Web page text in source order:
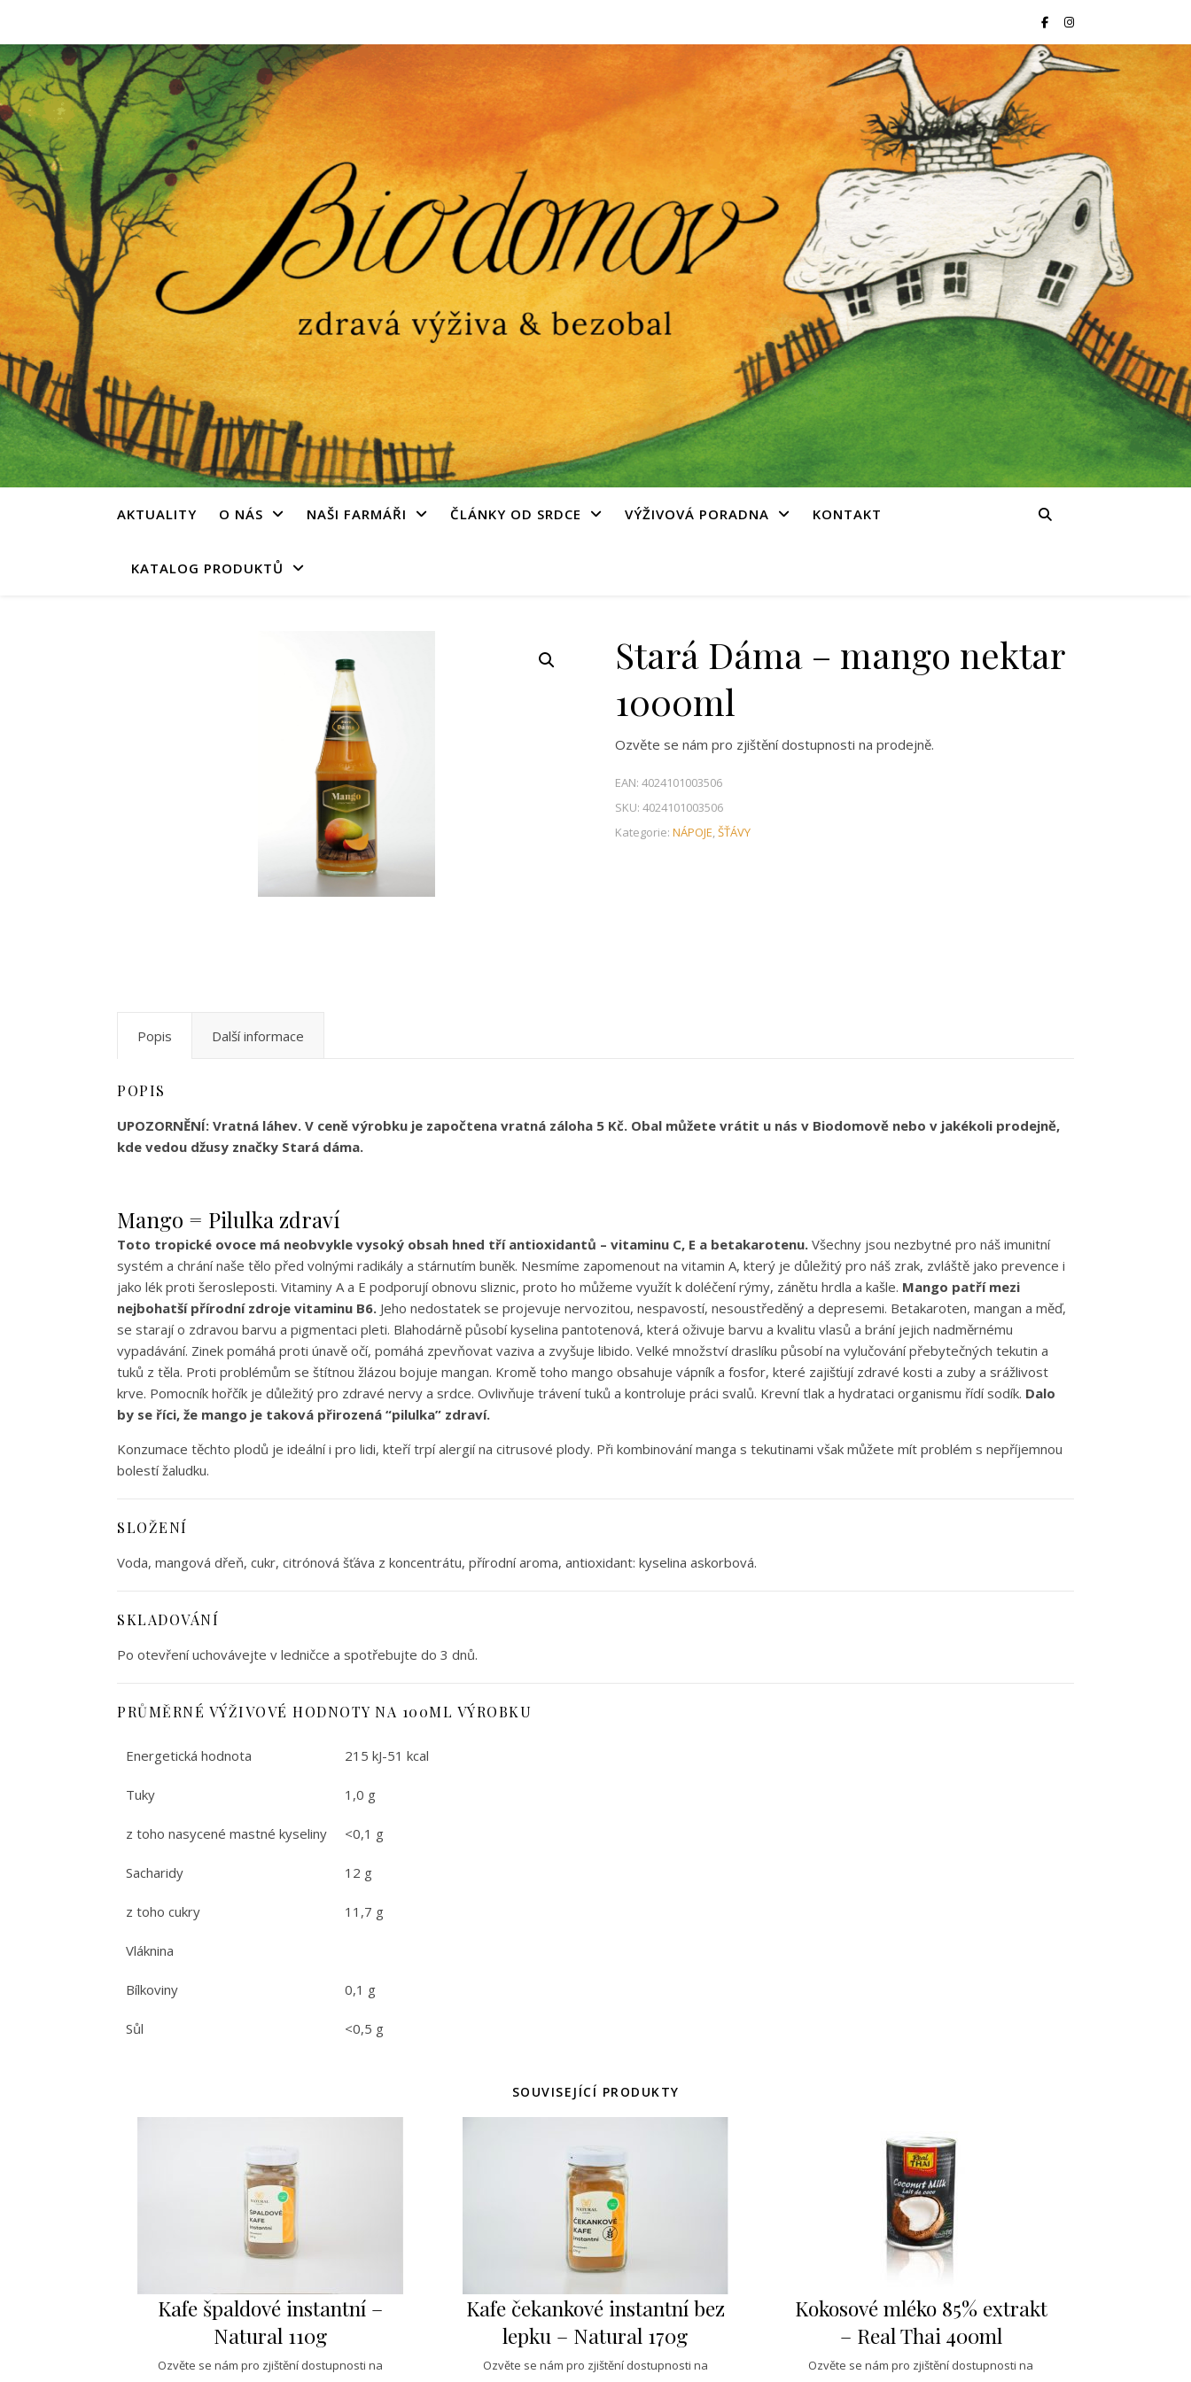
AKTUALITY O NÁS NAŠI FARMÁŘI ČLÁNKY OD SRDCE VÝŽIVOVÁ PORADNA KONTAKT
KATALOG PRODUKTŮ
Stará Dáma – mango nektar
1000ml
Ozvěte se nám pro zjištění dostupnosti na prodejně.
EAN: 4024101003506
SKU: 4024101003506
Kategorie: NÁPOJE,ŠŤÁVY
Popis Další informace
POPIS
UPOZORNĚNÍ: Vratná láhev. V ceně výrobku je započtena vratná záloha 5 Kč. Obal můžete vrátit u nás v Biodomově nebo v jakékoli prodejně,
kde vedou džusy značky Stará dáma.
Mango = Pilulka zdraví
Toto tropické ovoce má neobvykle vysoký obsah hned tří antioxidantů – vitaminu C, E a betakarotenu. Všechny jsou nezbytné pro náš imunitní
systém a chrání naše tělo před volnými radikály a stárnutím buněk. Nesmíme zapomenout na vitamin A, který je důležitý pro náš zrak, zvláště jako prevence i
jako lék proti šerosleposti. Vitaminy A a E podporují obnovu sliznic, proto ho můžeme využít k doléčení rýmy, zánětu hrdla a kašle. Mango patří mezi
nejbohatší přírodní zdroje vitaminu B6. Jeho nedostatek se projevuje nervozitou, nespavostí, nesoustředěný a depresemi. Betakaroten, mangan a měď,
se starají o zdravou barvu a pigmentaci pleti. Blahodárně působí kyselina pantotenová, která oživuje barvu a kvalitu vlasů a brání jejich nadměrnému
vypadávání. Zinek pomáhá proti únavě očí, pomáhá zpevňovat vaziva a zvyšuje libido. Velké množství draslíku působí na vylučování přebytečných tekutin a
tuků z těla. Proti problémům se štítnou žlázou bojuje mangan. Kromě toho mango obsahuje vápník a fosfor, které zajišťují zdravé kosti a zuby a srážlivost
krve. Pomocník hořčík je důležitý pro zdravé nervy a srdce. Ovlivňuje trávení tuků a kontroluje práci svalů. Krevní tlak a hydrataci organismu řídí sodík. Dalo
by se říci, že mango je taková přirozená “pilulka” zdraví.
Konzumace těchto plodů je ideální i pro lidi, kteří trpí alergií na citrusové plody. Při kombinování manga s tekutinami však můžete mít problém s nepříjemnou
bolestí žaludku.
SLOŽENÍ
Voda, mangová dřeň, cukr, citrónová šťáva z koncentrátu, přírodní aroma, antioxidant: kyselina askorbová.
SKLADOVÁNÍ
Po otevření uchovávejte v ledničce a spotřebujte do 3 dnů.
PRŮMĚRNÉ VÝŽIVOVÉ HODNOTY NA 100ML VÝROBKU
Energetická hodnota 215 kJ-51 kcal
Tuky 1,0 g
z toho nasycené mastné kyseliny <0,1 g
Sacharidy 12 g
z toho cukry 11,7 g
Vláknina
Bílkoviny 0,1 g
Sůl <0,5 g
SOUVISEJÍCÍ PRODUKTY
Kafe špaldové instantní –
Natural 110g
Ozvěte se nám pro zjištění dostupnosti na
Kafe čekankové instantní bez
lepku – Natural 170g
Ozvěte se nám pro zjištění dostupnosti na
Kokosové mléko 85% extrakt
– Real Thai 400ml
Ozvěte se nám pro zjištění dostupnosti na